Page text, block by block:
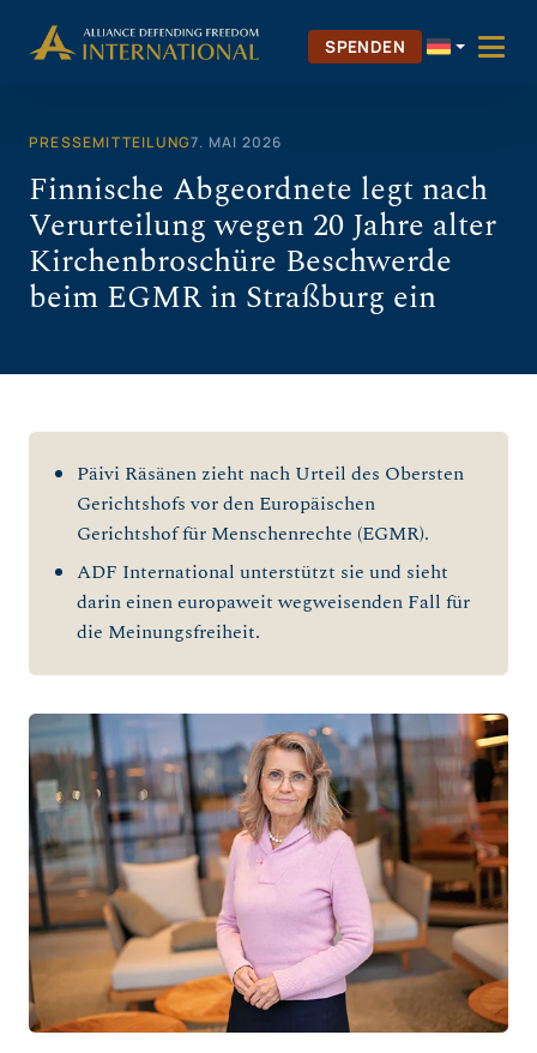
Inhalt
SPENDEN
PRESSEMITTEILUNG7. MAI 2026
Finnische Abgeordnete legt nach
Verurteilung wegen 20 Jahre alter
Kirchenbroschüre Beschwerde
beim EGMR in Straßburg ein
Päivi Räsänen zieht nach Urteil des Obersten
Gerichtshofs vor den Europäischen
Gerichtshof für Menschenrechte (EGMR).
ADF International unterstützt sie und sieht
darin einen europaweit wegweisenden Fall für
die Meinungsfreiheit.